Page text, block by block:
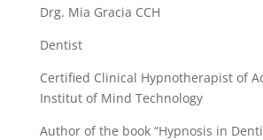
Drg. Mia Gracia CCH
Dentist
Certified Clinical Hypnotherapist of
Institut of Mind Technology
Author of the book “Hypnosis in